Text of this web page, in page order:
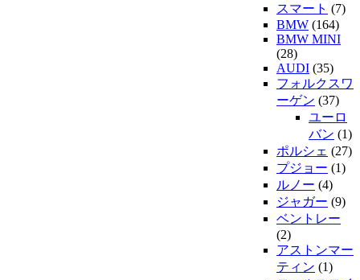
スマート (7)
BMW (164)
BMW MINI
(28)
AUDI (35)
フォルクスワ
ーゲン (37)
ユーロ
バン (1)
ポルシェ (27)
プジョー (1)
ルノー (4)
ジャガー (9)
ベントレー
(2)
アストンマー
ティン (1)